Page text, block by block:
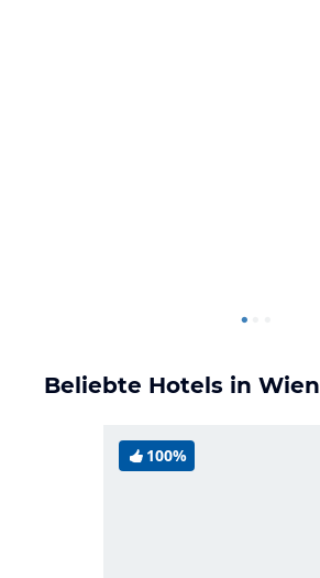
Beliebte Hotels in Wien
100%